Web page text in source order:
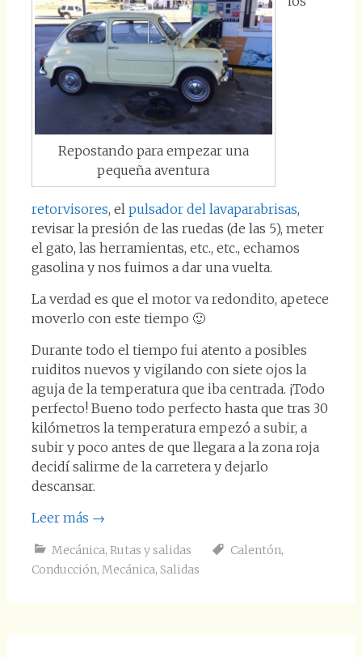
Repostando para empezar una
pequeña aventura
retorvisores, el pulsador del lavaparabrisas,
revisar la presión de las ruedas (de las 5), meter
el gato, las herramientas, etc., etc., echamos
gasolina y nos fuimos a dar una vuelta.
La verdad es que el motor va redondito, apetece
moverlo con este tiempo 🙂
Durante todo el tiempo fui atento a posibles
ruiditos nuevos y vigilando con siete ojos la
aguja de la temperatura que iba centrada. ¡Todo
perfecto! Bueno todo perfecto hasta que tras 30
kilómetros la temperatura empezó a subir, a
subir y poco antes de que llegara a la zona roja
decidí salirme de la carretera y dejarlo
descansar.
Leer más →
Mecánica, Rutas y salidas Calentón,
Conducción, Mecánica, Salidas